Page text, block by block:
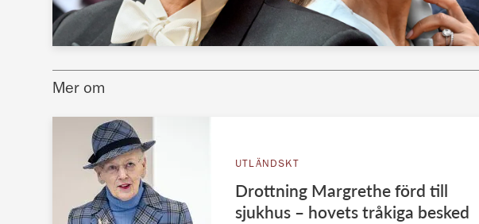
Mer om
UTLÄNDSKT
Drottning Margrethe förd till
sjukhus – hovets tråkiga besked